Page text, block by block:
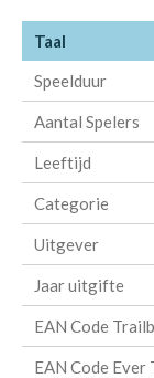
Taal
Speelduur
Aantal Spelers
Leeftijd
Categorie
Uitgever
Jaar uitgifte
EAN Code
EAN Code Ever